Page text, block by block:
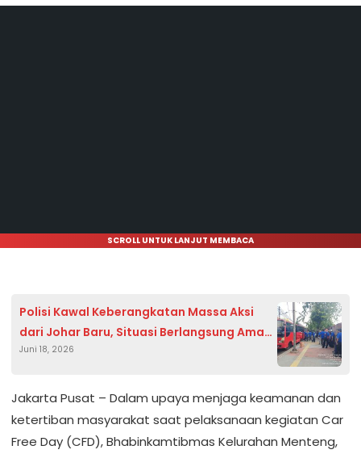
SCROLL UNTUK LANJUT MEMBACA
Polisi Kawal Keberangkatan Massa Aksi
dari Johar Baru, Situasi Berlangsung Aman
dan Tertib
Juni 18, 2026
Jakarta Pusat – Dalam upaya menjaga keamanan dan
ketertiban masyarakat saat pelaksanaan kegiatan Car
Free Day (CFD), Bhabinkamtibmas Kelurahan Menteng,